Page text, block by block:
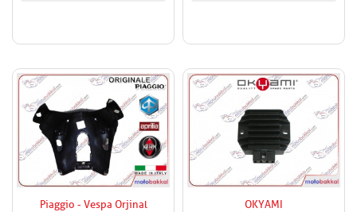
Piaggio - Vespa Orjinal OKYAMI